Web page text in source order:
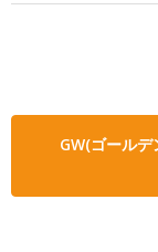
GW(ゴール